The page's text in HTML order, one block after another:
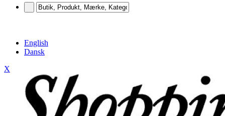
English
Dansk
X